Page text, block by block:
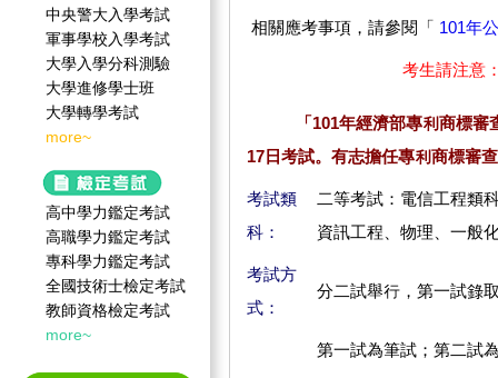
中央警大入學考試
軍事學校入學考試
大學入學分科測驗
大學進修學士班
大學轉學考試
more~
高中學力鑑定考試
高職學力鑑定考試
專科學力鑑定考試
全國技術士檢定考試
教師資格檢定考試
more~
相關應考事項，請參閱「 101年
考生請注意
「101年經濟部專利商標
17日考試。有志擔任專利商標審
考試類
科：
二等考試：電信工程類
資訊工程、物理、一般
考試方
式：
分二試舉行，第一試錄
第一試為筆試；第二試